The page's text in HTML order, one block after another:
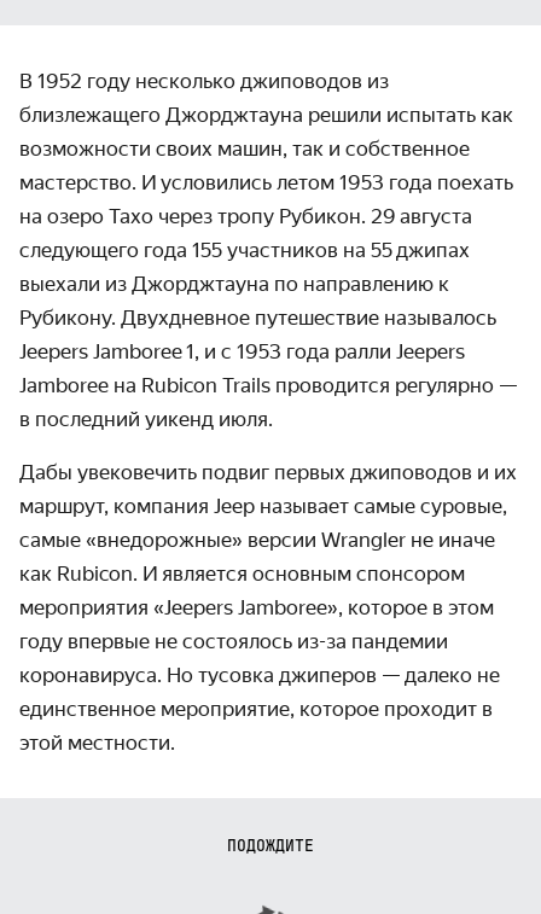
В 1952 году несколько джиповодов из
близлежащего Джордж­тауна решили испытать как
возможности своих машин, так и собственное
мастер­ство. И условились летом 1953 года поехать
на озеро Тахо через тропу Рубикон. 29 августа
следующего года 155 участников на 55 джипах
выехали из Джордж­тауна по направ­лению к
Рубикону. Двухдневное путеше­ствие называлось
Jeepers Jamboree 1, и с 1953 года ралли Jeepers
Jamboree на Rubicon Trails проводится регулярно —
в последний уикенд июля.
Дабы увековечить подвиг первых джиповодов и их
маршрут, компания Jeep называет самые суровые,
самые «внедорожные» версии Wrangler не иначе
как Rubicon. И является основным спонсором
меро­приятия «Jeepers Jamboree», которое в этом
году впервые не состоялось из-за пандемии
коронавируса. Но тусовка джиперов — далеко не
единственное меро­приятие, которое проходит в
этой местности.
ПОДОЖДИТЕ